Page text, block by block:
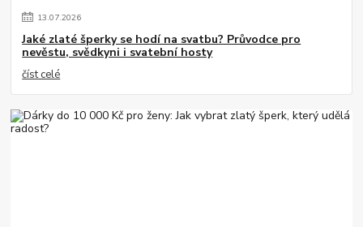
13.07.2026
Jaké zlaté šperky se hodí na svatbu? Průvodce pro
nevěstu, svědkyni i svatební hosty
číst celé